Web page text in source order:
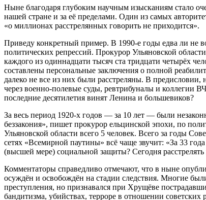
Ныне благодаря глубоким научным изысканиям стало
нашей стране и за её пределами. Один из самых
«о миллионах расстрелянных говорить не приходится».
Приведу конкретный пример. В 1990-е годы едва ли не
политических репрессий. Прокурор Ульяновской
каждого из одиннадцати тысяч ста тридцати четырёх
составлены персональные заключения о полной
далеко не все из них были расстреляны. В
через военно-полевые суды, ревтрибуналы и коллегии
последние десятилетия винят Ленина и большевиков?
За весь период 1920-х годов — за 10 лет — были
беззакония», пишет прокурор ельцинской эпохи, по
Ульяновской области всего 5 человек. Всего за годы
сетях «Всемирной паутины» всё чаще звучит: «За 33
(высшей мере) социальной защиты? Сегодня
Комментаторы справедливо отмечают, что в ныне
осуждён и освобождён на стадии следствия. Многие
преступления, но признавался при Хрущёве
бандитизма, убийствах, терроре в отношении